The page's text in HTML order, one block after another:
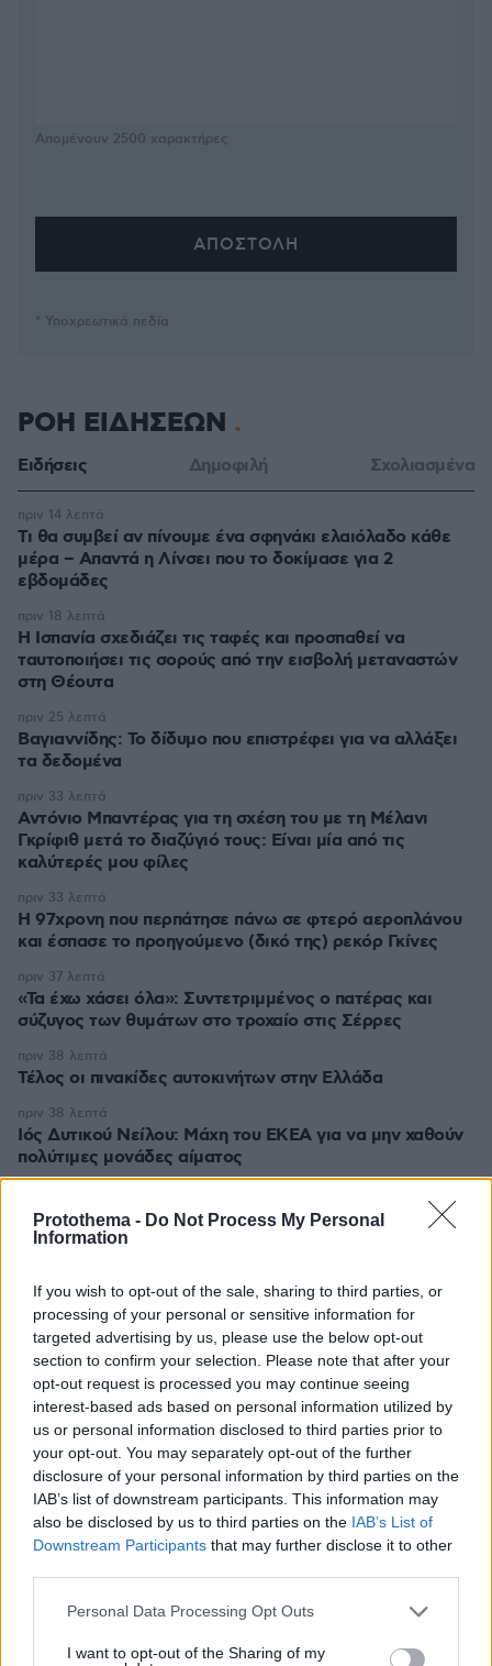
Protothema - Do Not Process My Personal
Information
If you wish to opt-out of the sale, sharing to third parties, or
processing of your personal or sensitive information for
targeted advertising by us, please use the below opt-out
section to confirm your selection. Please note that after your
opt-out request is processed you may continue seeing
interest-based ads based on personal information utilized by
us or personal information disclosed to third parties prior to
your opt-out. You may separately opt-out of the further
disclosure of your personal information by third parties on the
IAB’s list of downstream participants. This information may
also be disclosed by us to third parties on the IAB’s List of
Downstream Participants that may further disclose it to other
Please note that this website/app uses one or more Google
not limited to your visit or usage behaviour. You may click to
Personal Data Processing Opt Outs
I want to opt-out of the Sharing of my
Απομένουν 2500 χαρακτήρες
* Υποχρεωτικά πεδία
ΡΟΗ ΕΙΔΗΣΕΩΝ
Ειδήσεις Δημοφιλή Σχολιασμένα
Τι θα συμβεί αν πίνουμε ένα σφηνάκι ελαιόλαδο κάθε
μέρα – Απαντά η Λίνσει που το δοκίμασε για 2
εβδομάδες
πριν 14 λεπτά
Η Ισπανία σχεδιάζει τις ταφές και προσπαθεί να
ταυτοποιήσει τις σορούς από την εισβολή μεταναστών
στη Θέουτα
πριν 18 λεπτά
Βαγιαννίδης: Το δίδυμο που επιστρέφει για να αλλάξει
τα δεδομένα
πριν 25 λεπτά
Αντόνιο Μπαντέρας για τη σχέση του με τη Μέλανι
Γκρίφιθ μετά το διαζύγιό τους: Είναι μία από τις
καλύτερές μου φίλες
πριν 33 λεπτά
Η 97χρονη που περπάτησε πάνω σε φτερό αεροπλάνου
και έσπασε το προηγούμενο (δικό της) ρεκόρ Γκίνες
πριν 33 λεπτά
«Τα έχω χάσει όλα»: Συντετριμμένος ο πατέρας και
σύζυγος των θυμάτων στο τροχαίο στις Σέρρες
πριν 37 λεπτά
Τέλος οι πινακίδες αυτοκινήτων στην Ελλάδα
πριν 38 λεπτά
Ιός Δυτικού Νείλου: Μάχη του ΕΚΕΑ για να μην χαθούν
πολύτιμες μονάδες αίματος
πριν 38 λεπτά
Ανατριχιαστικό video: Live η μετωπική σύγκρουση ΙΧ με
φορτηγό στις Σέρρες
Ιδιωτικότητα, το νέο πρόσωπο της ευεξίας
ΔΕΙΤΕ ΟΛΕΣ ΤΙΣ ΕΙΔΗΣΕΙΣ
ΤΑ ΠΙΟ ΔΗΜΟΦΙΛΗ